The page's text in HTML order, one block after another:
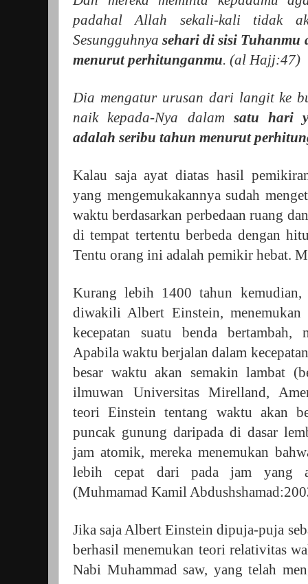
padahal Allah sekali-kali tidak
Sesungguhnyasehari di sisi Tuhanmu
menurut perhitunganmu. (al Hajj:47)
Dia mengatur urusan dari langit ke
naik kepada-Nya dalam satu hari
adalah seribu tahun menurut
Kalau saja ayat diatas hasil
yang mengemukakannya sudah
waktu berdasarkan perbedaan ruang
di tempat tertentu berbeda dengan
Tentu orang ini adalah pemikir hebat.
Kurang lebih 1400 tahun kemudian,
diwakili Albert Einstein, menemukan
kecepatan suatu benda
Apabila waktu berjalan dalam
besar waktu akan semakin lambat
ilmuwan Universitas Mirelland,
teori Einstein tentang waktu akan
puncak gunung daripada di dasar
jam atomik, mereka menemukan
lebih cepat dari pada jam yang
(Muhmamad Kamil
Jika saja Albert Einstein dipuja-puja
berhasil menemukan teori relativitas
Nabi Muhammad saw, yang telah